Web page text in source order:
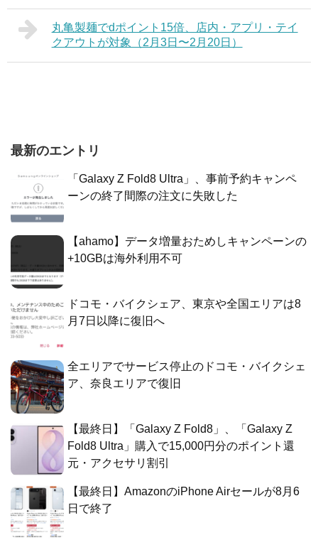
丸亀製麺でdポイント15倍、店内・アプリ・テイ
クアウトが対象（2月3日〜2月20日）
最新のエントリ
「Galaxy Z Fold8 Ultra」、事前予約キャンペ
ーンの終了間際の注文に失敗した
【ahamo】データ増量おためしキャンペーンの
+10GBは海外利用不可
ドコモ・バイクシェア、東京や全国エリアは8
月7日以降に復旧へ
全エリアでサービス停止のドコモ・バイクシェ
ア、奈良エリアで復旧
【最終日】「Galaxy Z Fold8」、「Galaxy Z
Fold8 Ultra」購入で15,000円分のポイント還
元・アクセサリ割引
【最終日】AmazonのiPhone Airセールが8月6
日で終了